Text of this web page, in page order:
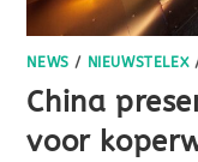
NEWS / NIEUWSTELEX
China
voor